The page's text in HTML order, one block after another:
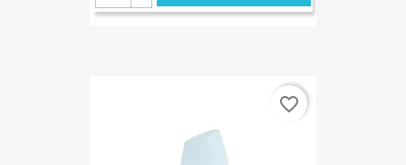
favorite_border